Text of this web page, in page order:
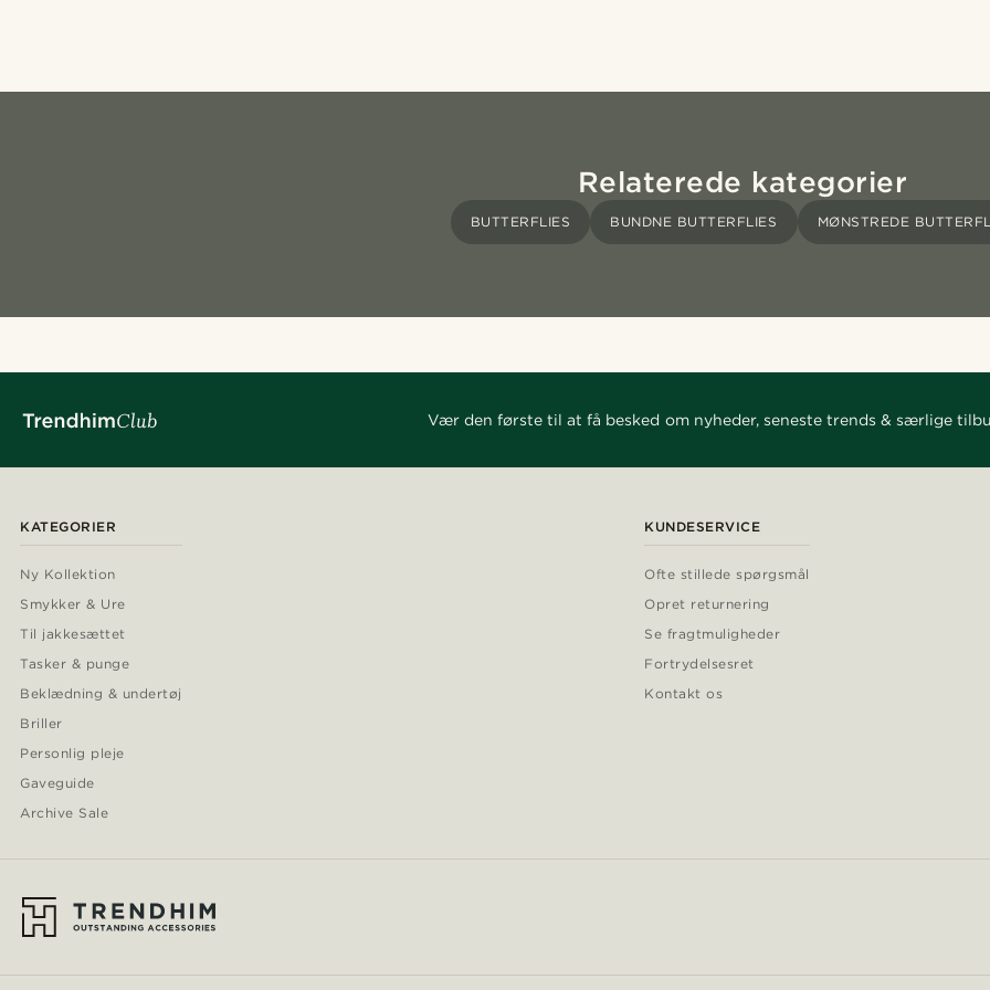
Relaterede kategorier
BUTTERFLIES BUNDNE BUTTERFLIES MØNSTREDE
Vær den første til at få besked om nyheder, seneste trends & særlige
KATEGORIER
Ny Kollektion
Smykker & Ure
Til jakkesættet
Tasker & punge
Beklædning & undertøj
Briller
Personlig pleje
Gaveguide
Archive Sale
KUNDESERVICE
Ofte stillede spørgsmål
Opret returnering
Se fragtmuligheder
Fortrydelsesret
Kontakt os